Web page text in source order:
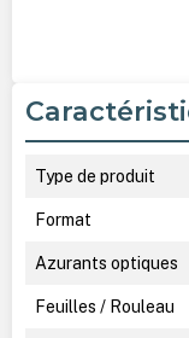
Type de produit
Format
Azurants optiques
Feuilles / Rouleau